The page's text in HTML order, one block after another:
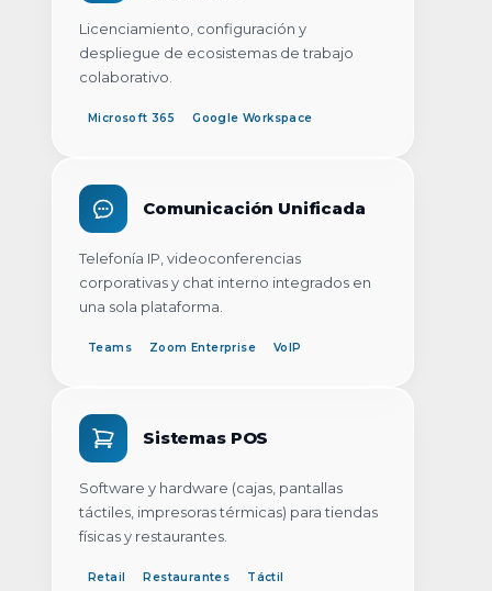
Licenciamiento, configuración y
despliegue de ecosistemas de trabajo
colaborativo.
Microsoft 365 Google Workspace
Comunicación Unificada
Telefonía IP, videoconferencias
corporativas y chat interno integrados en
una sola plataforma.
Teams Zoom Enterprise VoIP
Sistemas POS
Software y hardware (cajas, pantallas
táctiles, impresoras térmicas) para tiendas
físicas y restaurantes.
Retail Restaurantes Táctil